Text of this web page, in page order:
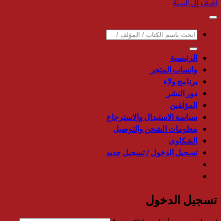
أضف إلى السلة
البحث
عن:
الرئيسية
واتساب المتجر
برنامج ولاء
دور النشر
المؤلفين
سياسة الاستبدال والاسترجاع
معلومات الشحن والتوصيل
الشكاوى
تسجيل الدخول / تسجيل جديد
تسجيل الدخول